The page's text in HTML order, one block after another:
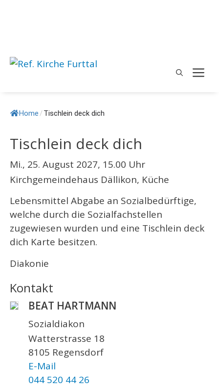
Home/Tischlein deck dich
Tischlein deck dich
Mi., 25. August 2027, 15.00 Uhr
Kirchgemeindehaus Dällikon, Küche
Lebensmittel Abgabe an Sozialbedürftige,
welche durch die Sozialfachstellen
zugewiesen wurden und eine Tischlein deck
dich Karte besitzen.
Diakonie
Kontakt
BEAT HARTMANN
Sozialdiakon
Watterstrasse 18
8105 Regensdorf
E-Mail
044 520 44 26